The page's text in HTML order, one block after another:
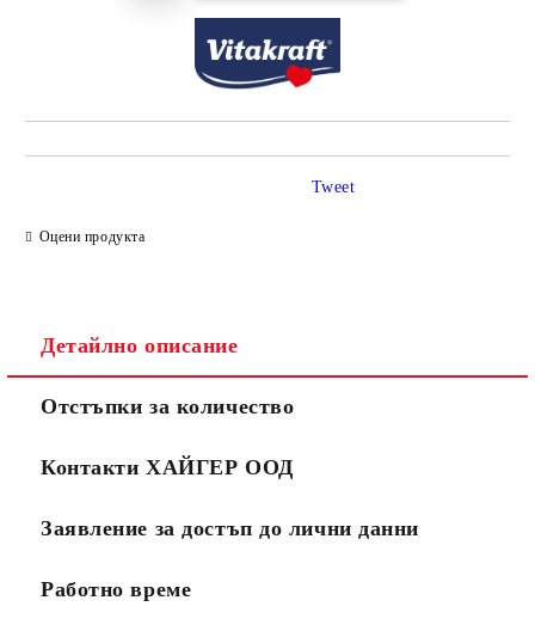
Оцени продукта
Tweet
Детайлно описание
Отстъпки за количество
Контакти ХАЙГЕР ООД
Заявление за достъп до лични данни
Работно време